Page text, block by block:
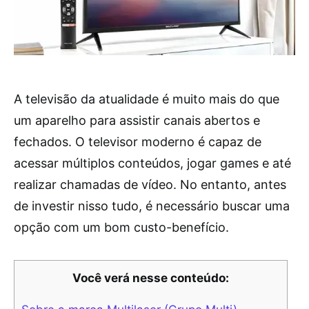
A televisão da atualidade é muito mais do que
um aparelho para assistir canais abertos e
fechados. O televisor moderno é capaz de
acessar múltiplos conteúdos, jogar games e até
realizar chamadas de vídeo. No entanto, antes
de investir nisso tudo, é necessário buscar uma
opção com um bom custo-benefício.
Você verá nesse conteúdo: